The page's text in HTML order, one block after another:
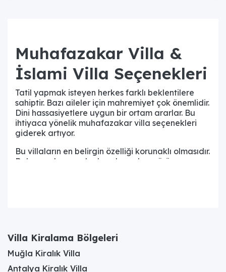
Muhafazakar Villa &
İslami Villa Seçenekleri
Tatil yapmak isteyen herkes farklı beklentilere
sahiptir. Bazı aileler için mahremiyet çok önemlidir.
Dini hassasiyetlere uygun bir ortam ararlar. Bu
ihtiyaca yönelik muhafazakar villa seçenekleri
giderek artıyor.
Bu villaların en belirgin özelliği korunaklı olmasıdır.
Bahçe ve havuz alanları dışarıdan görünmez.
mahremiyet sunulur.
Villaların iç tasarımı da hassasiyetlere uygundur.
Geniş ve ferah odaları bulunur. Bazılarında namaz
Villa Kiralama Bölgeleri
Muğla Kiralık Villa
Antalya Kiralık Villa